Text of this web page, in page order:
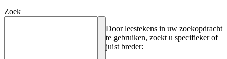
Zoek
Door leestekens in uw zoekopdracht
te gebruiken, zoekt u specifieker of
juist breder: